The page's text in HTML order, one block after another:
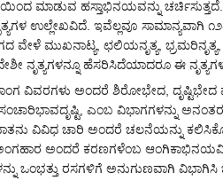
ಮಾಡುವ ಹಸ್ತಾಭಿನಯವನ್ನು ಚರ್ಚಿಸುತ್ತದೆ.
ಉಲ್ಲೇಖವಿದೆ. ಇವೆಲ್ಲವೂ ಸಾಮಾನ್ಯವಾಗಿ
ವೇಳೆ ಮುಖನಾಟ್ಯ, ಛಲಿಯನೃತ್ಯ,
ನೃತ್ಯಗಳನ್ನೂ ಹೆಸರಿಸಿದೆಯಾದರೂ ಈ
ವಿವರಗಳು ಅಂದರೆ ಶಿರೋಭೇದ,
ಸಂಚಾರಿಭಾವದೃಷ್ಟಿ, ಎಂಬ ವಿಭಾಗಗಳನ್ನು
ವಿವಿಧ ಚಾರಿ ಅಂದರೆ ಚಲನೆಯನ್ನು
ಅಂದರೆ ಕರಣಗಳೆಂಬ
ಒಂಭತ್ತು ರಸಗಳಿಗೆ ಅನುಗುಣವಾಗಿ